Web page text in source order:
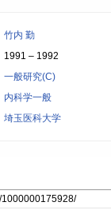
竹内 勤
1991 – 1992
一般研究(C)
内科学一般
埼玉医科大学